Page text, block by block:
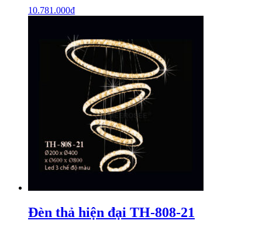
10.781.000₫
Đèn thả hiện đại TH-808-21